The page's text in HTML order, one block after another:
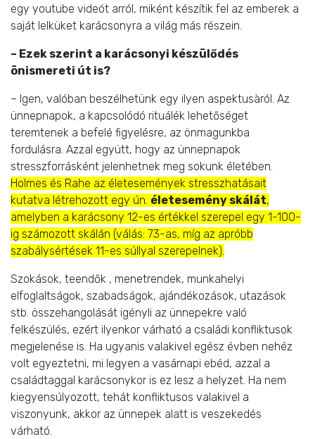
egy youtube videót arról, miként készítik fel az emberek a
saját lelküket karácsonyra a világ más részein.
– Ezek szerint a karácsonyi készülődés
önismereti út is?
– Igen, valóban beszélhetünk egy ilyen aspektusàról. Az
ünnepnapok, a kapcsolódó rituálék lehetőséget
teremtenek a befelé figyelésre, az önmagunkba
fordulásra. Azzal együtt, hogy az ünnepnapok
stresszforrásként jelenhetnek meg sokunk életében.
Holmes és Rahe az életesemények stresszhatásait
kutatva létrehozott egy ún. életesemény skálát,
amelyben a karácsony 12-es értékkel szerepel egy 1-100-
ig számozott skálán (válás: 73-as, míg az apróbb
szabálysértések 11-es súllyal szerepelnek).
Szokások, teendők , menetrendek, munkahelyi
elfoglaltságok, szabadságok, ajándékozások, utazások
stb. összehangolását igényli az ünnepekre való
felkészülés, ezért ilyenkor várható a családi konfliktusok
megjelenése is. Ha ugyanis valakivel egész évben nehéz
volt egyeztetni, mi legyen a vasárnapi ebéd, azzal a
családtaggal karácsonykor is ez lesz a helyzet. Ha nem
kiegyensúlyozott, tehát konfliktusos valakivel a
viszonyunk, akkor az ünnepek alatt is veszekedés
várható.